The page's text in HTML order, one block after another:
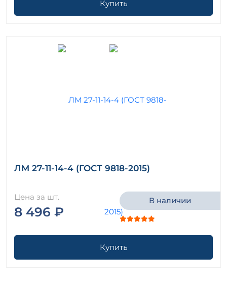
Купить
ЛМ 27-11-14-4 (ГОСТ 9818-2015)
Цена за шт.
8 496 ₽
В наличии
Купить